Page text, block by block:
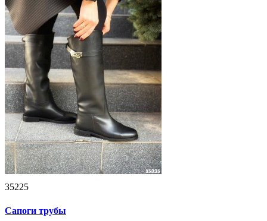
35225
Сапоги трубы